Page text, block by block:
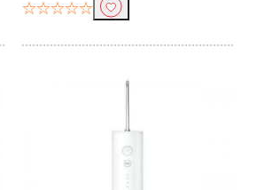
☆☆☆☆☆